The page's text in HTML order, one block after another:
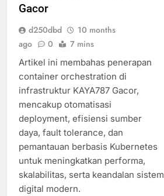
Gacor
d250dbd
10 months
ago
0 7 mins
Artikel ini membahas penerapan
container orchestration di
infrastruktur KAYA787 Gacor,
mencakup otomatisasi
deployment, efisiensi sumber
daya, fault tolerance, dan
pemantauan berbasis Kubernetes
untuk meningkatkan performa,
skalabilitas, serta keandalan sistem
digital modern.